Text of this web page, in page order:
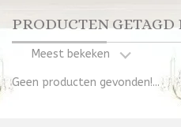
PRODUCTEN
Meest bekeken
Geen producten gevonden!...